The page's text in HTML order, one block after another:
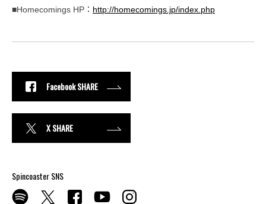
■Homecomings HP： http://homecomings.jp/index.php
Facebook SHARE
X SHARE
Spincoaster SNS